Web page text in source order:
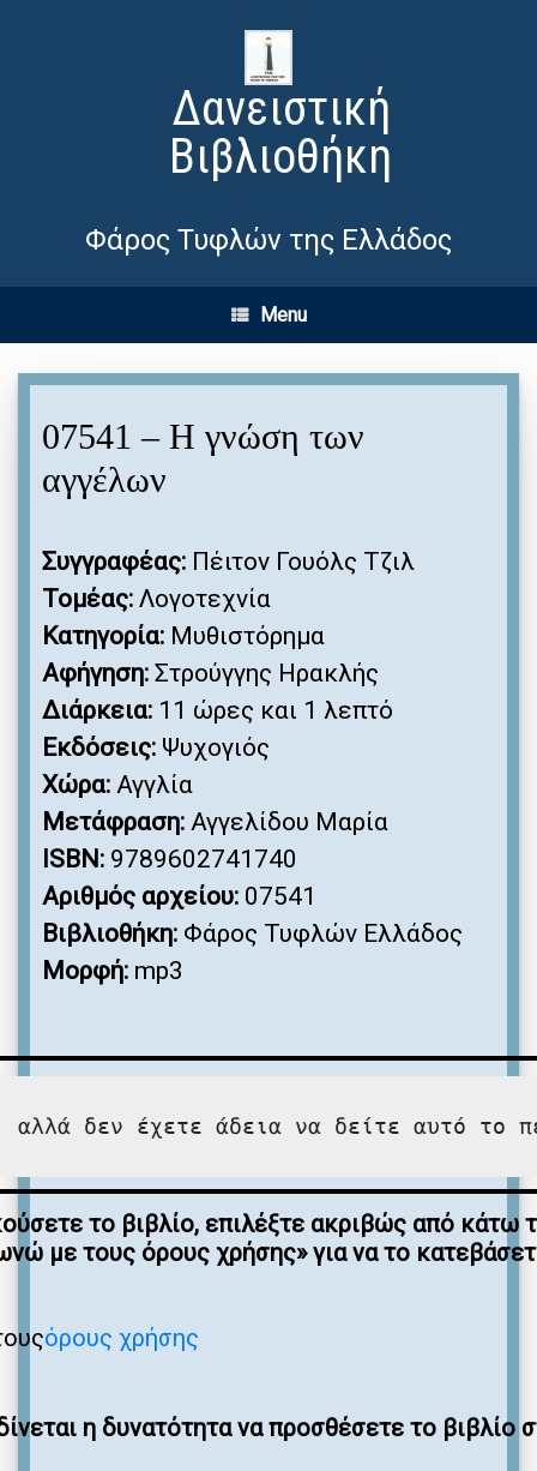
Δανειστική
Βιβλιοθήκη
Φάρος Τυφλών της Ελλάδος
Menu
07541 – Η γνώση των
αγγέλων
Συγγραφέας: Πέιτον Γουόλς Τζιλ
Τομέας: Λογοτεχνία
Κατηγορία: Μυθιστόρημα
Αφήγηση: Στρούγγης Ηρακλής
Διάρκεια: 11 ώρες και 1 λεπτό
Εκδόσεις: Ψυχογιός
Χώρα: Αγγλία
Μετάφραση: Αγγελίδου Μαρία
ISBN: 9789602741740
Αριθμός αρχείου: 07541
Βιβλιοθήκη: Φάρος Τυφλών Ελλάδος
Μορφή: mp3
αλλά δεν έχετε άδεια να δείτε αυτό το
το βιβλίο, επιλέξτε ακριβώς από κάτω
με τους όρους χρήσης» για να το
όρους χρήσης
η δυνατότητα να προσθέσετε το βιβλίο